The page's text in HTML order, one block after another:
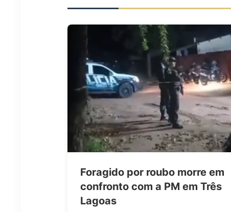
Foragido por roubo morre em
confronto com a PM em Três
Lagoas